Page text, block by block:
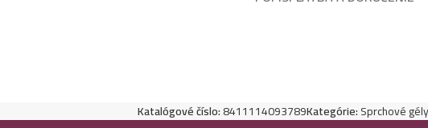
Katalógové číslo:8411114093789Kategórie:Sprchové gély